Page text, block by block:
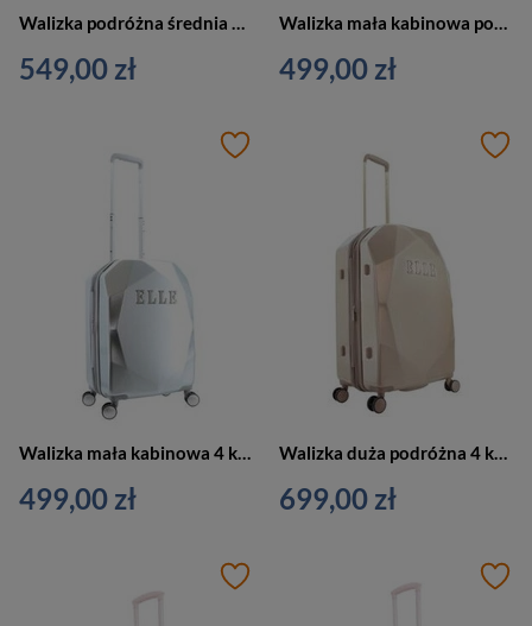
549,00 zł 499,00 zł
Walizka mała kabinowa 4 kółka srebrna - ELLE Diamond EL45HA.49.23
499,00 zł
Walizka duża podróżna 4 kółka złota - ELLE Diamond EL45HA.71.104
699,00 zł